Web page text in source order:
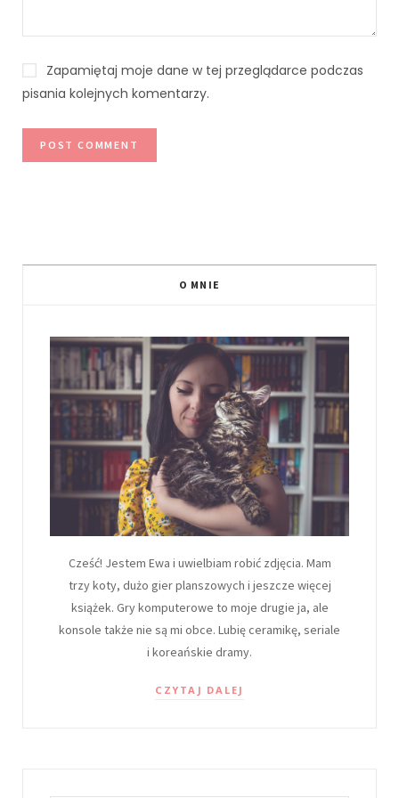
Zapamiętaj moje dane w tej przeglądarce podczas
pisania kolejnych komentarzy.
O MNIE
Cześć! Jestem Ewa i uwielbiam robić zdjęcia. Mam
trzy koty, dużo gier planszowych i jeszcze więcej
książek. Gry komputerowe to moje drugie ja, ale
konsole także nie są mi obce. Lubię ceramikę, seriale
i koreańskie dramy.
CZYTAJ DALEJ